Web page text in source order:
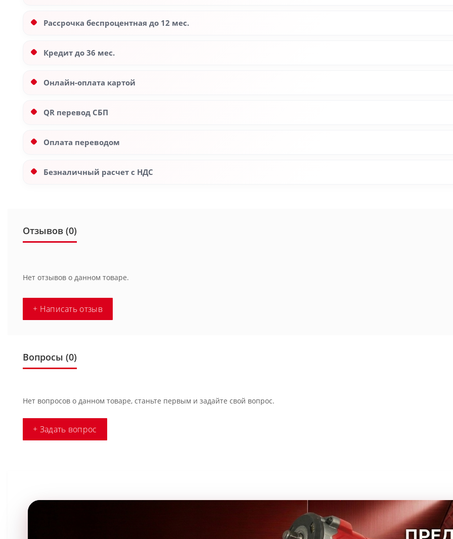
Рассрочка беспроцентная до 12 мес.
Кредит до 36 мес.
Онлайн-оплата картой
QR перевод СБП
Оплата переводом
Безналичный расчет с НДС
Отзывов (0)
Нет отзывов о данном товаре.
+ Написать отзыв
Вопросы (0)
Нет вопросов о данном товаре, станьте первым и задайте свой вопрос.
+ Задать вопрос